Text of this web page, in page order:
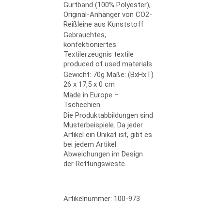
Gurtband (100% Polyester),
Original-Anhänger von CO2-
Reißleine aus Kunststoff
Gebrauchtes,
konfektioniertes
Textilerzeugnis textile
produced of used materials
Gewicht: 70g Maße: (BxHxT)
26 x 17,5 x 0 cm
Made in Europe –
Tschechien
Die Produktabbildungen sind
Musterbeispiele. Da jeder
Artikel ein Unikat ist, gibt es
bei jedem Artikel
Abweichungen im Design
der Rettungsweste.
Artikelnummer: 100-973